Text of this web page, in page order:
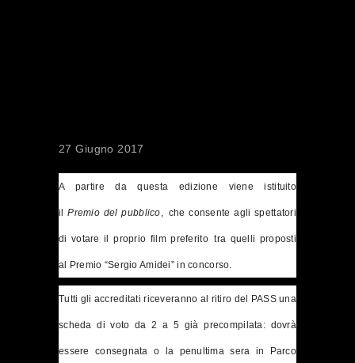
27 Giugno 2017
A partire da questa edizione viene istituito
ilPremio del pubblico, che consente agli spettatori
di votare il proprio film preferito tra quelli proposti
al Premio “Sergio Amidei” in concorso.
Tutti gli accreditati riceveranno al ritiro del PASS una
scheda di voto da 2 a 5 già precompilata: dovrà
essere consegnata o la penultima sera in Parco